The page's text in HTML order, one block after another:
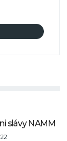
slávy NAMM